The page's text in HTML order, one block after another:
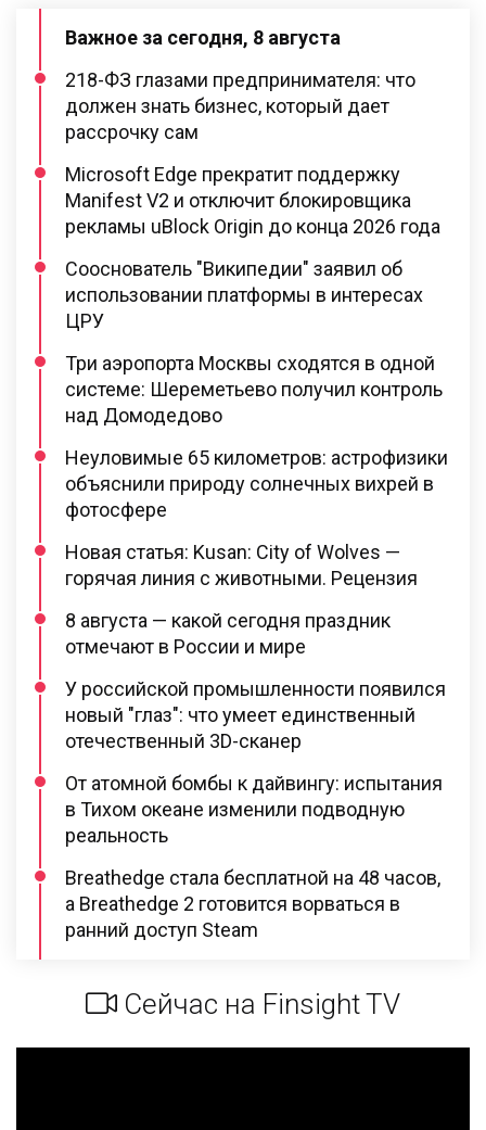
Важное за сегодня, 8 августа
218-ФЗ глазами предпринимателя: что
должен знать бизнес, который дает
рассрочку сам
Microsoft Edge прекратит поддержку
Manifest V2 и отключит блокировщика
рекламы uBlock Origin до конца 2026 года
Сооснователь "Википедии" заявил об
использовании платформы в интересах
ЦРУ
Три аэропорта Москвы сходятся в одной
системе: Шереметьево получил контроль
над Домодедово
Неуловимые 65 километров: астрофизики
объяснили природу солнечных вихрей в
фотосфере
Новая статья: Kusan: City of Wolves —
горячая линия с животными. Рецензия
8 августа — какой сегодня праздник
отмечают в России и мире
У российской промышленности появился
новый "глаз": что умеет единственный
отечественный 3D-сканер
От атомной бомбы к дайвингу: испытания
в Тихом океане изменили подводную
реальность
Breathedge стала бесплатной на 48 часов,
а Breathedge 2 готовится ворваться в
ранний доступ Steam
Сейчас на Finsight TV